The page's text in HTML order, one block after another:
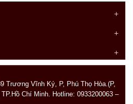
Trương Vĩnh Ký, P, Phú Thọ Hòa.(P,
Chí Minh. Hotline: 0933200063 –